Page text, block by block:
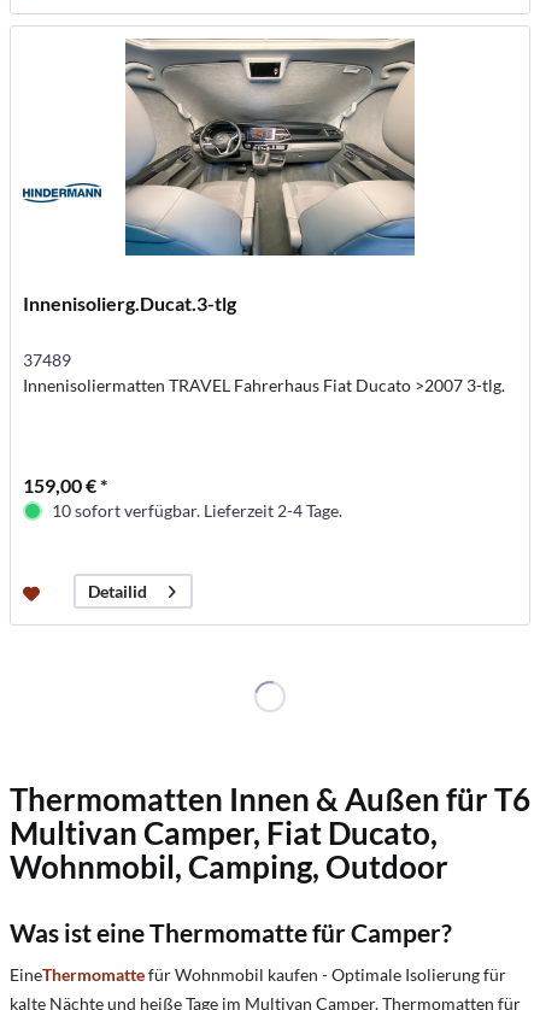
Innenisolierg.Ducat.3-tlg
37489
Innenisoliermatten TRAVEL Fahrerhaus Fiat Ducato >2007 3-tlg.
159,00 € *
10 sofort verfügbar. Lieferzeit 2-4 Tage.
Detailid
Thermomatten Innen & Außen für T6
Multivan Camper, Fiat Ducato,
Wohnmobil, Camping, Outdoor
Was ist eine Thermomatte für Camper?
EineThermomattefür Wohnmobil kaufen - Optimale Isolierung für
kalte Nächte und heiße Tage im Multivan Camper. Thermomatten für